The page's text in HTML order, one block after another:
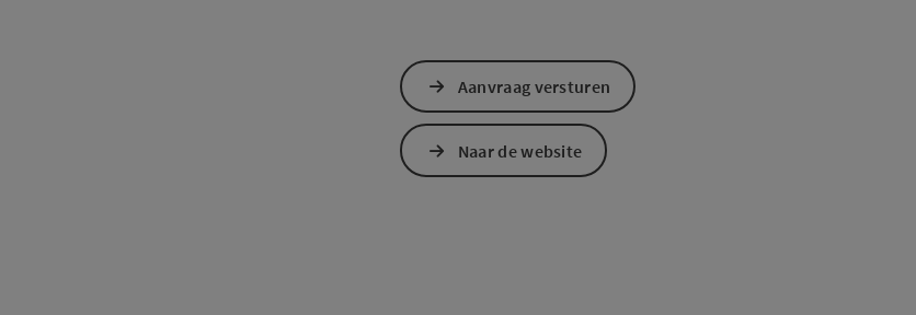
Aanvraag versturen
Naar de website